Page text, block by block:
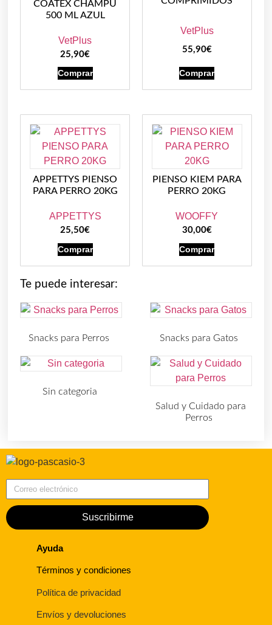
COATEX CHAMPU
500 ML AZUL
VetPlus
25,90€
Comprar
VetPlus
55,90€
Comprar
APPETTYS PIENSO
PARA PERRO 20KG
APPETTYS
25,50€
Comprar
PIENSO KIEM PARA
PERRO 20KG
WOOFFY
30,00€
Comprar
Te puede interesar:
Snacks para Perros Snacks para Gatos
Sin categoria
Salud y Cuidado para
Perros
Suscribirme
Ayuda
Términos y condiciones
Política de privacidad
Envíos y devoluciones